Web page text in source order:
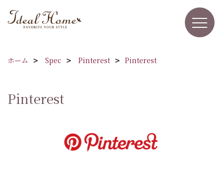
ホーム Spec Pinterest Pinterest
Pinterest